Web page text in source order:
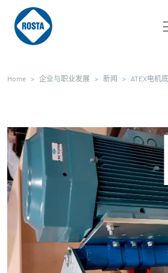
Home 企业与职业发展 新闻 ATEX电机